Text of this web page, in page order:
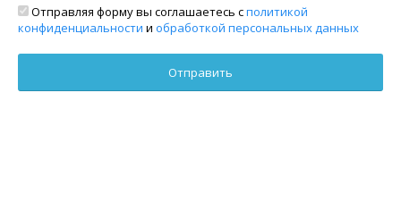
Отправляя форму вы соглашаетесь сполитикой
конфиденциальности и обработкой персональных данных